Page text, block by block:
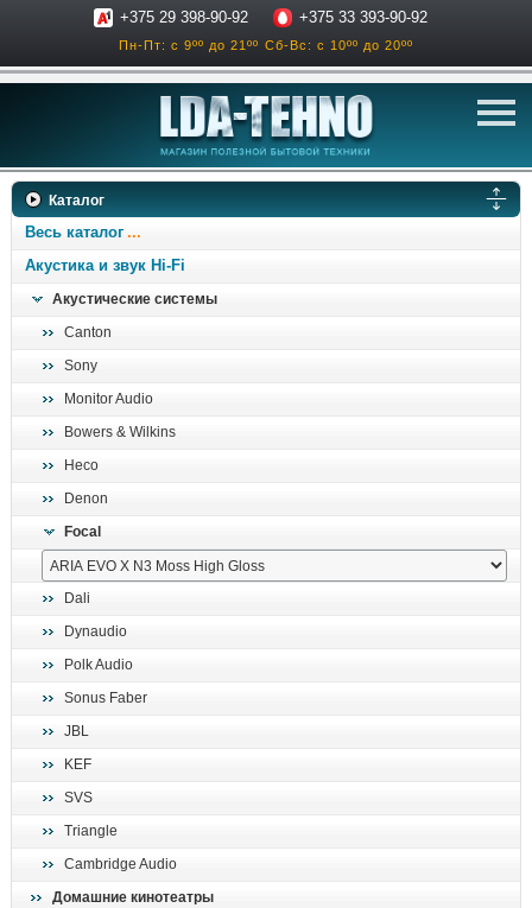
+375 29 398-90-92 +375 33 393-90-92
Пн-Пт: с 9ºº до 21ºº Сб-Вс: с 10ºº до 20ºº
телевизоры
ресиверы, усилители
Каталог
Весь каталог
Акустика и звук Hi-Fi
Акустические системы
Canton
Sony
Monitor Audio
Bowers & Wilkins
Heco
Denon
Focal
Dali
Dynaudio
Polk Audio
Sonus Faber
JBL
KEF
SVS
Triangle
Cambridge Audio
Домашние кинотеатры